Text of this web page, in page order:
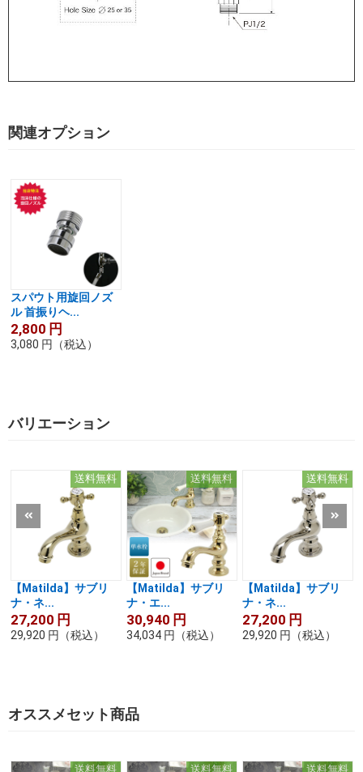
関連オプション
スパウト用旋回ノズ
ル 首振りヘ...
2,800 円
3,080 円 （税込）
バリエーション
送料無料
【Matilda】サブリ
ナ・ネ...
27,200 円
29,920 円 （税込）
送料無料
【Matilda】サブリ
ナ・エ...
30,940 円
34,034 円 （税込）
送料無料
【Matilda】サブリ
ナ・ネ...
27,200 円
29,920 円 （税込）
オススメセット商品
送料無料 送料無料 送料無料